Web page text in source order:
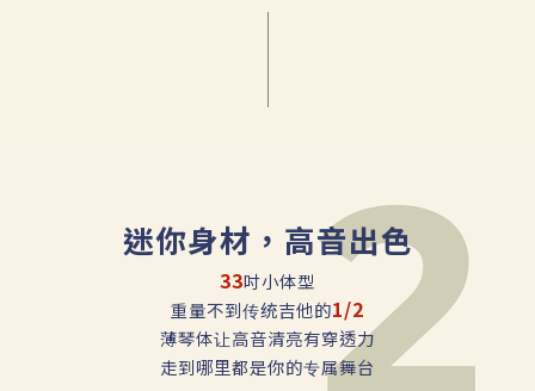
迷你身材，高音出色
33吋小体型
重量不到传统吉他的1/2
薄琴体让高音清亮有穿透力
走到哪里都是你的专属舞台